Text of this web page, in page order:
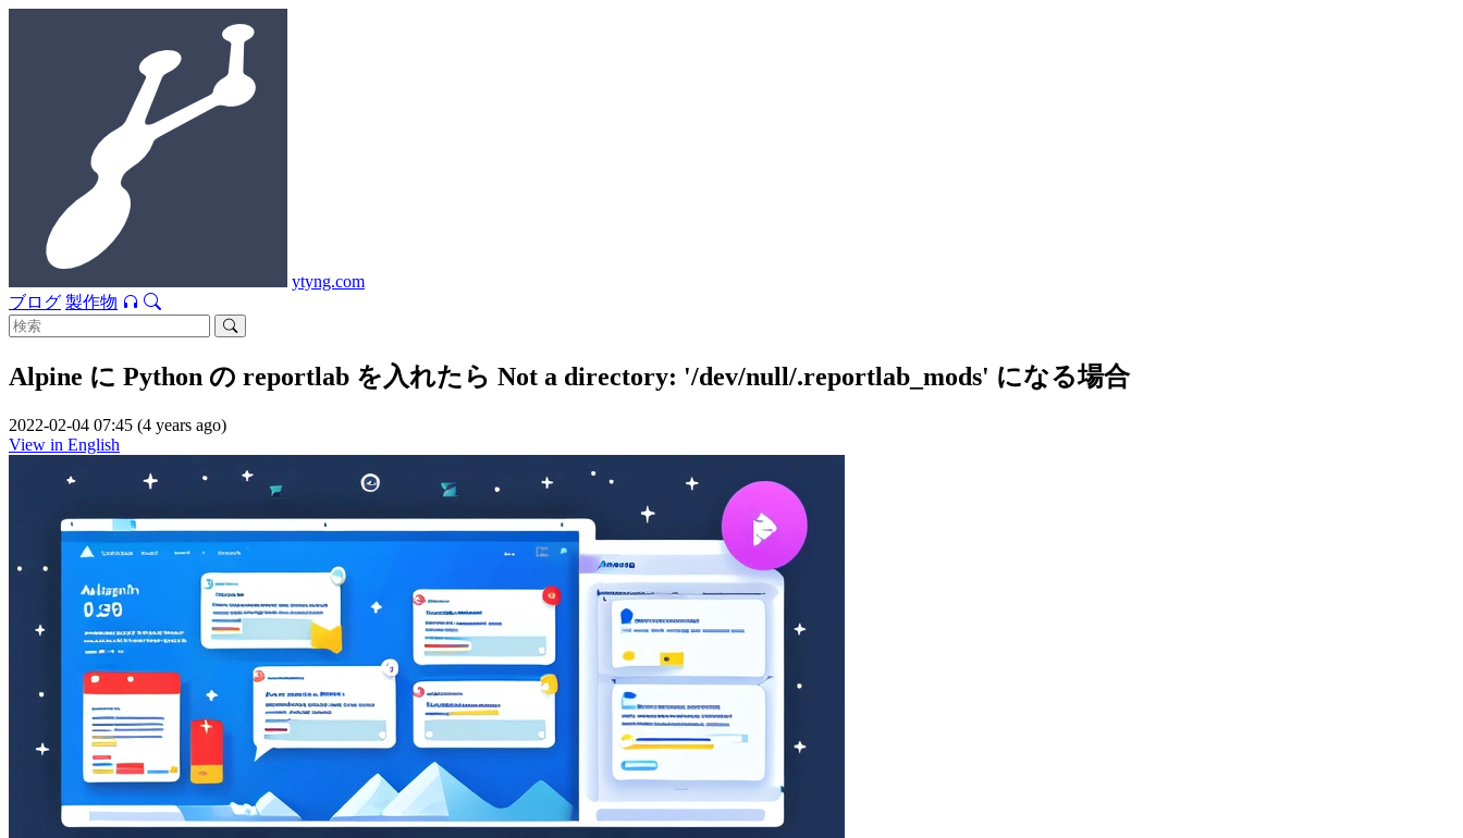
ytyng.com
ブログ 製作物
Alpine に Python の reportlab を入れたら Not a directory: '/dev/null/.reportlab_mods' になる場合
2022-02-04 07:45 (4 years ago)
View in English